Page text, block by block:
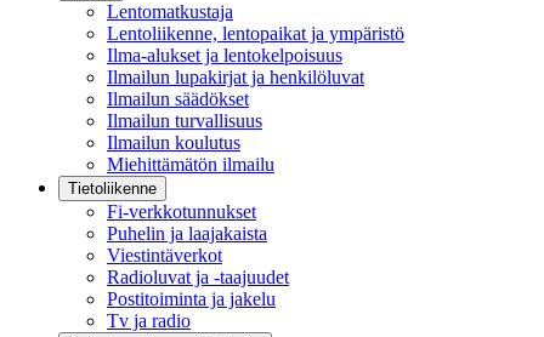
Lentomatkustaja
Lentoliikenne, lentopaikat ja ympäristö
Ilma-alukset ja lentokelpoisuus
Ilmailun lupakirjat ja henkilöluvat
Ilmailun säädökset
Ilmailun turvallisuus
Ilmailun koulutus
Miehittämätön ilmailu
Tietoliikenne
Fi-verkkotunnukset
Puhelin ja laajakaista
Viestintäverkot
Radioluvat ja -taajuudet
Postitoiminta ja jakelu
Tv ja radio